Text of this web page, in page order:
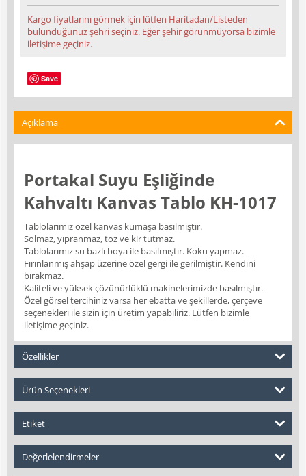
Kargo fiyatlarını görmek için lütfen Haritadan/Listeden
bulunduğunuz şehri seçiniz. Eğer şehir görünmüyorsa bizimle
iletişime geçiniz.
Save
Açıklama
Portakal Suyu Eşliğinde
Kahvaltı Kanvas Tablo KH-1017
Tablolarımız özel kanvas kumaşa basılmıştır.
Solmaz, yıpranmaz, toz ve kir tutmaz.
Tablolarımız su bazlı boya ile basılmıştır. Koku yapmaz.
Fırınlanmış ahşap üzerine özel gergi ile gerilmiştir. Kendini
bırakmaz.
Kaliteli ve yüksek çözünürlüklü makinelerimizde basılmıştır.
Özel görsel tercihiniz varsa her ebatta ve şekillerde, çerçeve
seçenekleri ile sizin için üretim yapabiliriz. Lütfen bizimle
iletişime geçiniz.
Özellikler
Ürün Seçenekleri
Etiket
Değerlelendirmeler